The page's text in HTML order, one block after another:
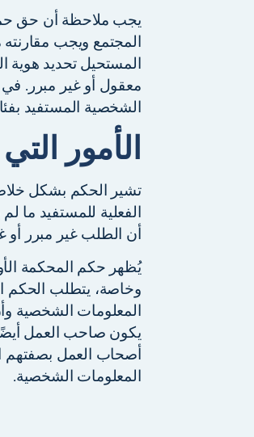
يجب ملاحظة أن حق
المجتمع ويجب
المستحيل تحديد هوية
معقول أو غير مبرر.
الشخصية المستفيد
الأمور
تشير الحكم بشكل
الفعلية للمستفيد ما
أن الطلب غير مبرر أو
يُظهر حكم المحكمة
وخاصة، يتطلب الحكم
المعلومات الشخصية
يكون صاحب العمل
أصحاب العمل بصفتهم
المعلومات الشخصية.